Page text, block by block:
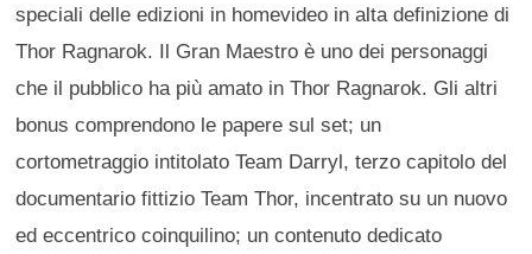
speciali delle edizioni in homevideo in alta definizione di
Thor Ragnarok. Il Gran Maestro è uno dei personaggi
che il pubblico ha più amato in Thor Ragnarok. Gli altri
bonus comprendono le papere sul set; un
cortometraggio intitolato Team Darryl, terzo capitolo del
documentario fittizio Team Thor, incentrato su un nuovo
ed eccentrico coinquilino; un contenuto dedicato